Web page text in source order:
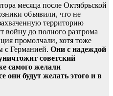
месяца после Октябрьской
объявили, что не
территорию
войну до полного разгрома
промолчали, хотя тоже
с Германией. Они с надеждой
советский
самого желали
будут желать этого и в